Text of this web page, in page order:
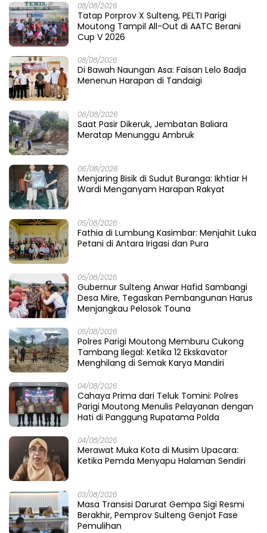
08/08/2026
Tatap Porprov X Sulteng, PELTI Parigi
Moutong Tampil All-Out di AATC Berani
Cup V 2026
08/08/2026
Di Bawah Naungan Asa: Faisan Lelo Badja
Menenun Harapan di Tandaigi
06/08/2026
Saat Pasir Dikeruk, Jembatan Baliara
Meratap Menunggu Ambruk
06/08/2026
Menjaring Bisik di Sudut Buranga: Ikhtiar H
Wardi Menganyam Harapan Rakyat
05/08/2026
Fathia di Lumbung Kasimbar: Menjahit Luka
Petani di Antara Irigasi dan Pura
05/08/2026
Gubernur Sulteng Anwar Hafid Sambangi
Desa Mire, Tegaskan Pembangunan Harus
Menjangkau Pelosok Touna
05/08/2026
Polres Parigi Moutong Memburu Cukong
Tambang Ilegal: Ketika 12 Ekskavator
Menghilang di Semak Karya Mandiri
04/08/2026
Cahaya Prima dari Teluk Tomini: Polres
Parigi Moutong Menulis Pelayanan dengan
Hati di Panggung Rupatama Polda
04/08/2026
Merawat Muka Kota di Musim Upacara:
Ketika Pemda Menyapu Halaman Sendiri
03/08/2026
Masa Transisi Darurat Gempa Sigi Resmi
Berakhir, Pemprov Sulteng Genjot Fase
Pemulihan